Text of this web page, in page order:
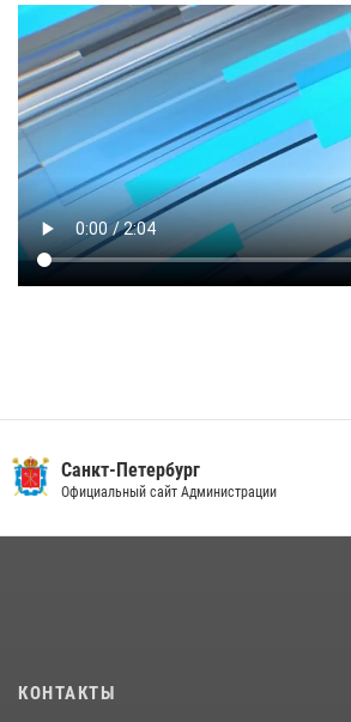
Санкт-Петербург
Официальный сайт Администрации
КОНТАКТЫ